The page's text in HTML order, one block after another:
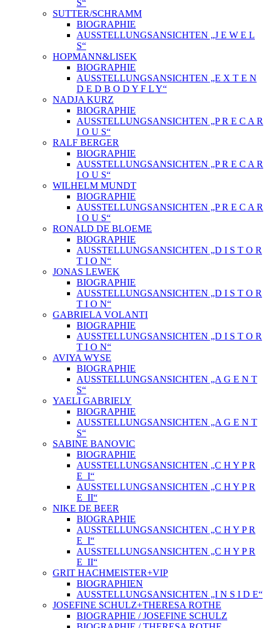
S“
SUTTER/SCHRAMM
BIOGRAPHIE
AUSSTELLUNGSANSICHTEN „J E W E L
S“
HOPMANN&LISEK
BIOGRAPHIE
AUSSTELLUNGSANSICHTEN „E X T E N
D E D B O D Y F L Y“
NADJA KURZ
BIOGRAPHIE
AUSSTELLUNGSANSICHTEN „P R E C A R
I O U S“
RALF BERGER
BIOGRAPHIE
AUSSTELLUNGSANSICHTEN „P R E C A R
I O U S“
WILHELM MUNDT
BIOGRAPHIE
AUSSTELLUNGSANSICHTEN „P R E C A R
I O U S“
RONALD DE BLOEME
BIOGRAPHIE
AUSSTELLUNGSANSICHTEN „D I S T O R
T I O N“
JONAS LEWEK
BIOGRAPHIE
AUSSTELLUNGSANSICHTEN „D I S T O R
T I O N“
GABRIELA VOLANTI
BIOGRAPHIE
AUSSTELLUNGSANSICHTEN „D I S T O R
T I O N“
AVIYA WYSE
BIOGRAPHIE
AUSSTELLUNGSANSICHTEN „A G E N T
S“
YAELI GABRIELY
BIOGRAPHIE
AUSSTELLUNGSANSICHTEN „A G E N T
S“
SABINE BANOVIC
BIOGRAPHIE
AUSSTELLUNGSANSICHTEN „C H Y P R
E_I“
AUSSTELLUNGSANSICHTEN „C H Y P R
E_II“
NIKE DE BEER
BIOGRAPHIE
AUSSTELLUNGSANSICHTEN „C H Y P R
E_I“
AUSSTELLUNGSANSICHTEN „C H Y P R
E_II“
GRIT HACHMEISTER+VIP
BIOGRAPHIEN
AUSSTELLUNGSANSICHTEN „I N S I D E“
JOSEFINE SCHULZ+THERESA ROTHE
BIOGRAPHIE / JOSEFINE SCHULZ